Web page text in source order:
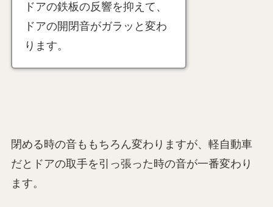
ドアの鉄板の反響を抑えて、
ドアの開閉音がガラッと変わ
ります。
閉める時の音ももちろん変わりますが、軽自動車
だとドアの取手を引っ張った時の音が一番変わり
ます。